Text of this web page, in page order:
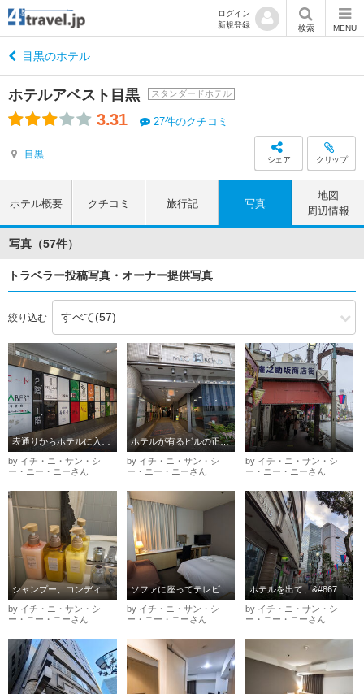
ログイン
新規登録
検索 MENU
目黒のホテル
ホテルアベスト目黒 スタンダードホテル
3.31 27件のクチコミ
目黒 シェア クリップ
ホテル概要 クチコミ 旅行記 写真
地図
周辺情報
写真（57件）
トラベラー投稿写真・オーナー提供写真
絞り込む
表通りからホテルに入る景色です
by イチ・ニ・サン・シ
ー・ニー・ニーさん
ホテルが有るビルの正面です
by イチ・ニ・サン・シ
ー・ニー・ニーさん
by イチ・ニ・サン・シ
ー・ニー・ニーさん
シャンプー、コンディショナーはLUXです。後ろの鏡は時代もの
by イチ・ニ・サン・シ
ー・ニー・ニーさん
ソファに座ってテレビを見ます
by イチ・ニ・サン・シ
ー・ニー・ニーさん
ホテルを出て、&#8678;正面に目黒駅です。
by イチ・ニ・サン・シ
ー・ニー・ニーさん